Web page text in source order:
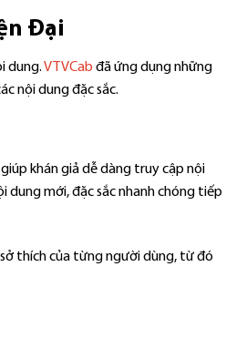
Đại
dung.VTVCab đã ứng dụng những
nội dung đặc sắc.
khán giả dễ dàng truy cập nội
dung mới, đặc sắc nhanh chóng tiếp
thích của từng người dùng, từ đó